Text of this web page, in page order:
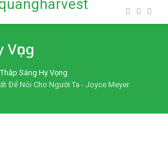
Thắp Sáng Hy Vọng
Để Nói Cho Người Ta - Joyce Meyer